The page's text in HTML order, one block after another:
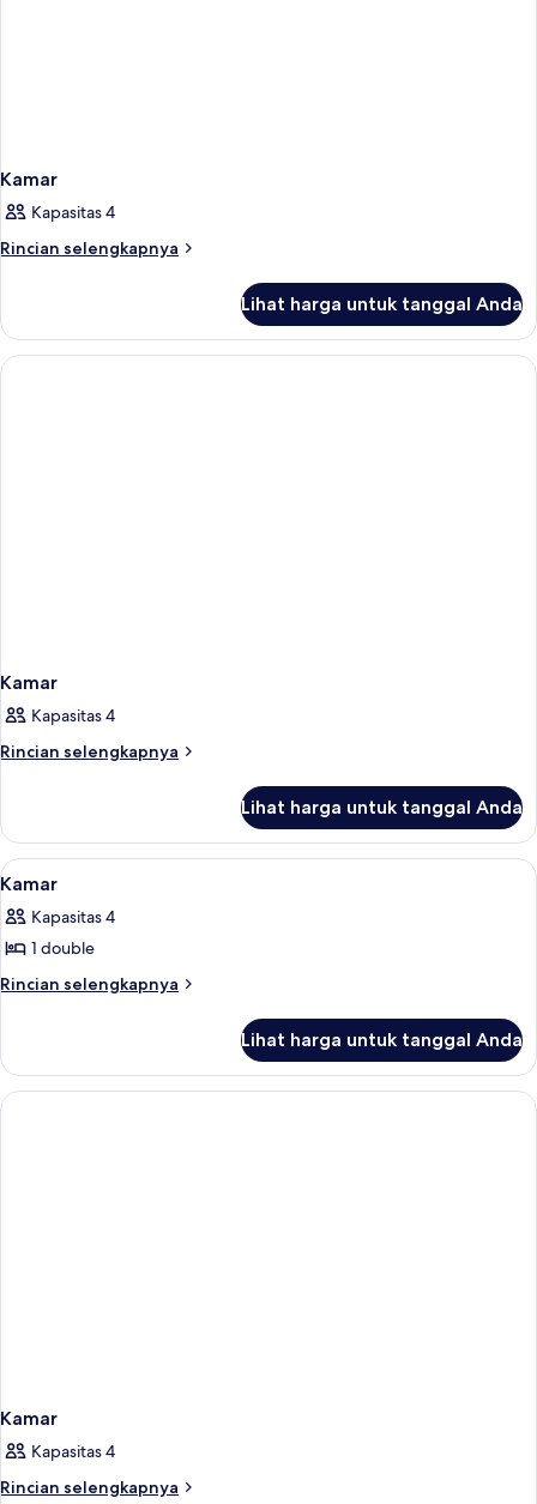
Kamar
Kapasitas 4
Rincian selengkapnya
Rincian
Kamar
Lihat harga untuk tanggal Anda
Kamar
Kapasitas 4
Rincian selengkapnya
Rincian
Kamar
Lihat harga untuk tanggal Anda
Lihat
semua
foto
untuk
Kamar
Minibar dan tempat tidur bayi (biaya
2
Kamar
Kapasitas 4
1 double
Rincian selengkapnya
Rincian
Kamar
Lihat harga untuk tanggal Anda
Kamar
Kapasitas 4
Rincian selengkapnya
Rincian